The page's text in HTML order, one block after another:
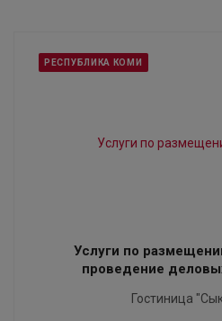
РЕСПУБЛИКА КОМИ
Услуги по
проведение
Гостиница